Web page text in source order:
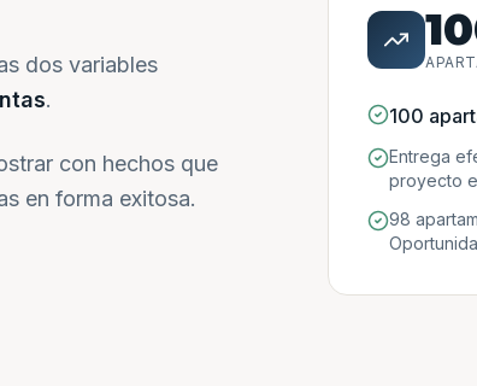
dos variables
.
con hechos que
en forma exitosa.
100
Entrega
proyecto
98